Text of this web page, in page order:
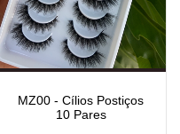
MZ00 - Cílios Postiços
10 Pares